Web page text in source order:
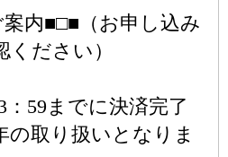
内■□■（お申し込み
ださい）
：59までに決済完了
の取り扱いとなりま